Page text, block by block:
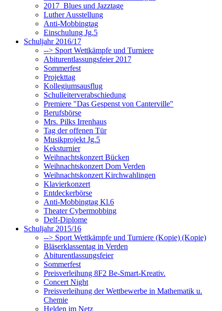
2017_Blues und Jazztage
Luther Ausstellung
Anti-Mobbingtag
Einschulung Jg.5
Schuljahr 2016/17
--> Sport Wettkämpfe und Turniere
Abiturentlassungsfeier 2017
Sommerfest
Projekttag
Kollegiumsausflug
Schulleiterverabschiedung
Premiere "Das Gespenst von Canterville"
Berufsbörse
Mrs. Pilks Irrenhaus
Tag der offenen Tür
Musikprojekt Jg.5
Keksturnier
Weihnachtskonzert Bücken
Weihnachtskonzert Dom Verden
Weihnachtskonzert Kirchwahlingen
Klavierkonzert
Entdeckerbörse
Anti-Mobbingtag Kl.6
Theater Cybermobbing
Delf-Diplome
Schuljahr 2015/16
--> Sport Wettkämpfe und Turniere (Kopie) (Kopie)
Bläserklassentag in Verden
Abiturentlassungsfeier
Sommerfest
Preisverleihung 8F2 Be-Smart-Kreativ.
Concert Night
Preisverleihung der Wettbewerbe in Mathematik u.
Chemie
Helden im Netz